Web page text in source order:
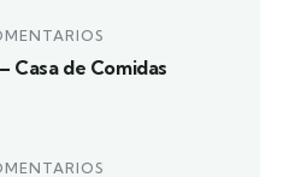
Casa de Comidas